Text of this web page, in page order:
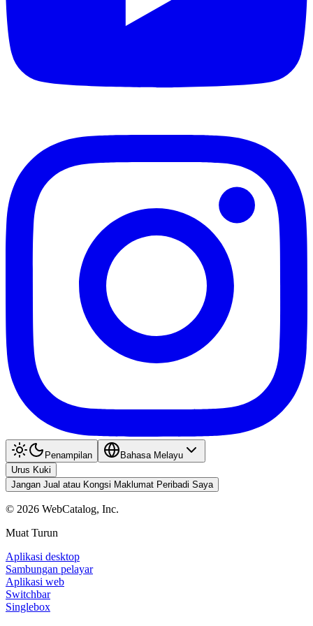
Penampilan
Bahasa Melayu
Urus Kuki
Jangan Jual atau Kongsi Maklumat Peribadi Saya
© 2026 WebCatalog, Inc.
Muat Turun
Aplikasi desktop
Sambungan pelayar
Aplikasi web
Switchbar
Singlebox